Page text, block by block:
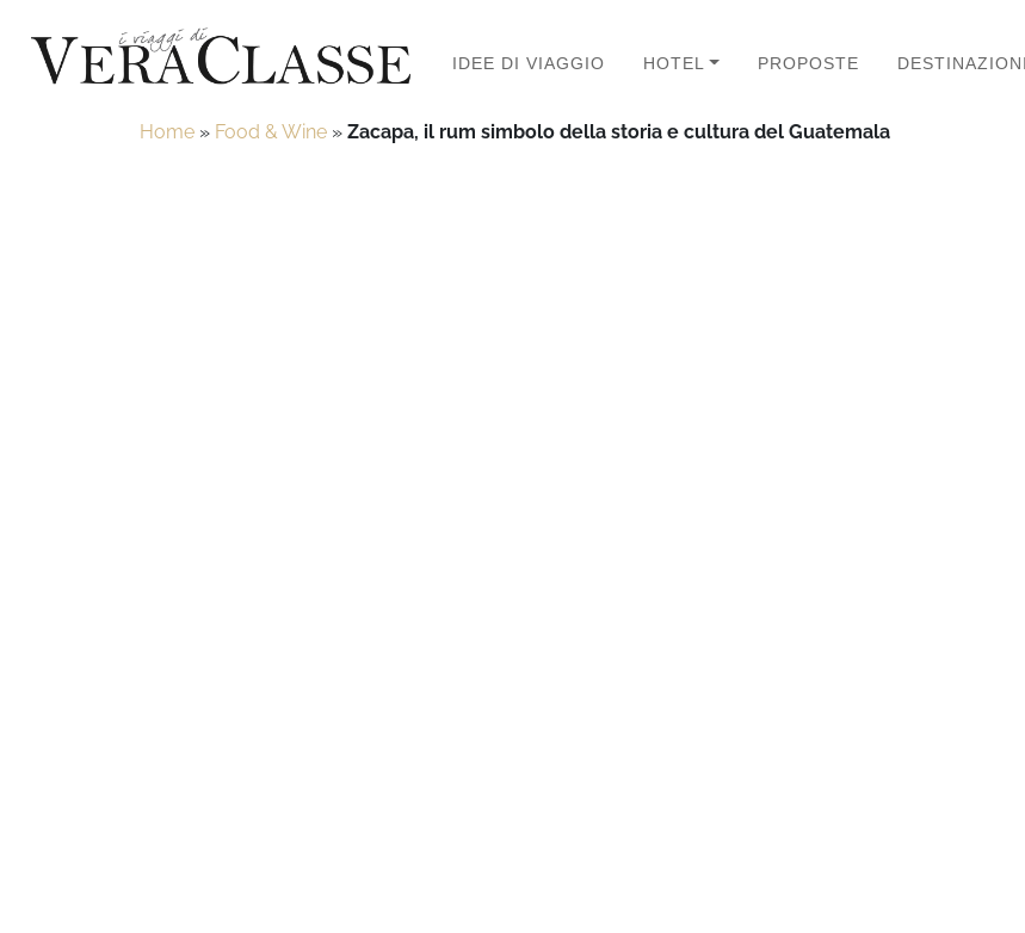
IDEE DI VIAGGIO HOTEL PROPOSTE DESTINAZIONI
Home » Food & Wine » Zacapa, il rum simbolo della storia e cultura del Guatemala